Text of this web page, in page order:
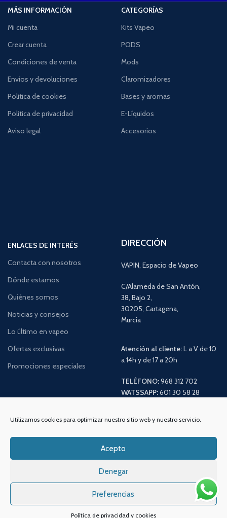
Utilizamos cookies para optimizar nuestro sitio web y nuestro servicio.
Acepto
Denegar
Preferencias
Política de privacidad y cookies
MÁS INFORMACIÓN
Mi cuenta
Crear cuenta
Condiciones de venta
Envíos y devoluciones
Política de cookies
Política de privacidad
Aviso legal
CATEGORÍAS
Kits Vapeo
PODS
Mods
Claromizadores
Bases y aromas
E-Líquidos
Accesorios
ENLACES DE INTERÉS
Contacta con nosotros
Dónde estamos
Quiénes somos
Noticias y consejos
Lo último en vapeo
Ofertas exclusivas
Promociones especiales
DIRECCIÓN
VAPIN, Espacio de Vapeo
C/Alameda de San Antón,
38, Bajo 2,
30205, Cartagena,
Murcia
Atención al cliente:L a V de 10
a 14h y de 17 a 20h
TELÉFONO:968 312 702
WATSSAPP:601 30 58 28